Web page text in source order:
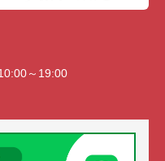
～19:00